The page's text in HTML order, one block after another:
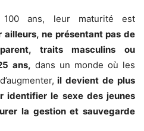
ans, leur maturité est
ailleurs, ne présentant pas de
traits masculins ou
ans, dans un monde où les
il devient de plus
identifier le sexe des jeunes
la gestion et sauvegarde